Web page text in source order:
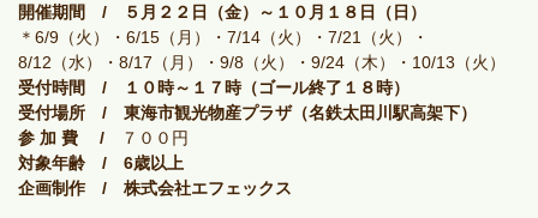
開催期間 / ５月２２日（金）～１０月１８日（日）
＊6/9（火）・6/15（月）・7/14（火）・7/21（火）・
8/12（水）・8/17（月）・9/8（火）・9/24（木）・10/13（火）
受付時間 / １０時～１７時（ゴール終了１８時）
受付場所 / 東海市観光物産プラザ（名鉄太田川駅高架下）
参 加 費 /
７００円
対象年齢 / 6歳以上
企画制作 / 株式会社エフェックス